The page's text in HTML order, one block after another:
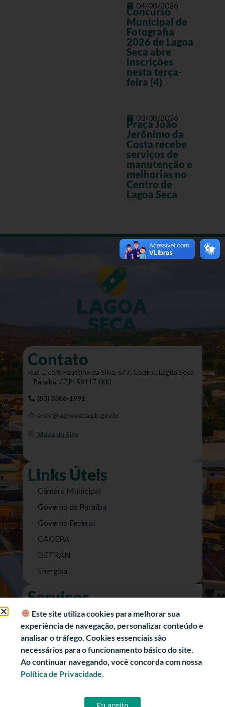
04/08/2026
Concurso
Municipal de
Fotografia
2026 de Lagoa
Seca abre
inscrições
nesta terça-
feira (4)
03/08/2026
Praça João
Jerônimo da
Costa recebe
serviços de
manutenção e
melhorias no
Centro de
Lagoa Seca
Contato
Rua Cícero Faustino da Silva, 647, Centro, Lagoa Seca
– Paraíba. CEP: 58117-000
(83) 3366-1991
e-sic@lagoaseca.pb.gov.br
Mapa do Site
Links Úteis
Câmara Municipal
Governo da Paraíba
Governo Federal
CAGEPA
DETRAN
Energisa
Serviços
Nota Fiscal Eletrônica
e-SIC (Acesso a Informação)
Transparência Fiscal
História
Informações Turísticas
Este site utiliza cookies para melhorar sua
experiência de navegação, personalizar conteúdo e
analisar o tráfego. Cookies essenciais são
necessários para o funcionamento básico do site.
Ao continuar navegando, você concorda com nossa
Política de Privacidade.